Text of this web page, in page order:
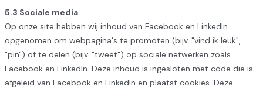
5.3 Sociale media
Op onze site hebben wij inhoud van Facebook en LinkedIn
opgenomen om webpagina's te promoten (bijv. "vind ik leuk",
"pin") of te delen (bijv. "tweet") op sociale netwerken zoals
Facebook en LinkedIn. Deze inhoud is ingesloten met code die is
afgeleid van Facebook en LinkedIn en plaatst cookies. Deze